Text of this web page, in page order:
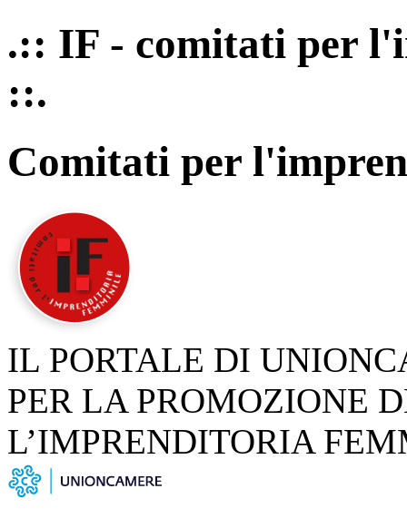
.:: IF - comitati per
::.
Comitati per
IL PORTALE DI
PER LA PROMOZIONE
L’IMPRENDITORIA